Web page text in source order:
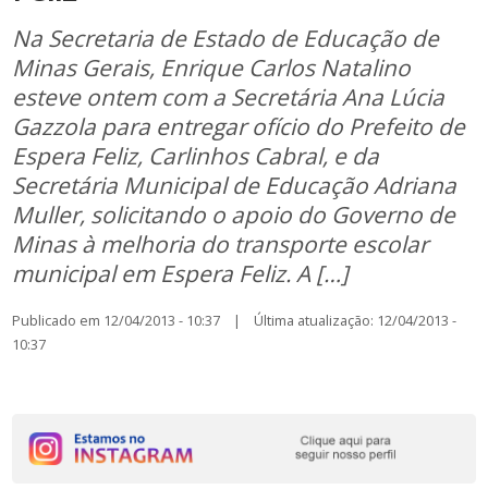
Na Secretaria de Estado de Educação de
Minas Gerais, Enrique Carlos Natalino
esteve ontem com a Secretária Ana Lúcia
Gazzola para entregar ofício do Prefeito de
Espera Feliz, Carlinhos Cabral, e da
Secretária Municipal de Educação Adriana
Muller, solicitando o apoio do Governo de
Minas à melhoria do transporte escolar
municipal em Espera Feliz. A […]
Publicado em 12/04/2013 - 10:37 | Última atualização: 12/04/2013 -
10:37